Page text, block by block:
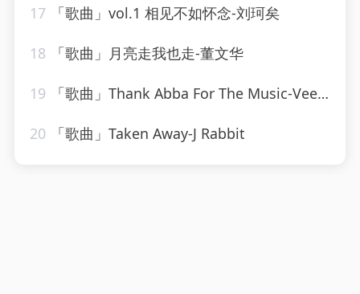
17 「歌曲」vol.1 相见不如怀念-刘珂矣
18 「歌曲」月亮走我也走-董文华
19 「歌曲」Thank Abba For The Music-Vee Sing Zone
20 「歌曲」Taken Away-J Rabbit